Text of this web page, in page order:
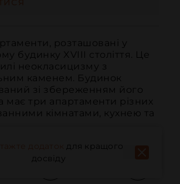
розташовані у
будинку XVIII століття. Це
неокласицизму з
каменем. Будинок
зі збереженням його
має три апартаменти різних
ванними кімнатами, кухнею та
для кращого
досвіду